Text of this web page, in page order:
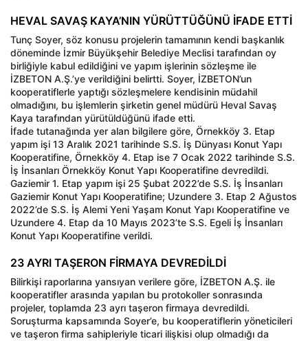
HEVAL SAVAŞ KAYA’NIN YÜRÜTTÜĞÜNÜ İFADE ETTİ
Tunç Soyer, söz konusu projelerin tamamının kendi başkanlık
döneminde İzmir Büyükşehir Belediye Meclisi tarafından oy
birliğiyle kabul edildiğini ve yapım işlerinin sözleşme ile
İZBETON A.Ş.’ye verildiğini belirtti. Soyer, İZBETON’un
kooperatiflerle yaptığı sözleşmelere kendisinin müdahil
olmadığını, bu işlemlerin şirketin genel müdürü Heval Savaş
Kaya tarafından yürütüldüğünü ifade etti.
İfade tutanağında yer alan bilgilere göre, Örnekköy 3. Etap
yapım işi 13 Aralık 2021 tarihinde S.S. İş Dünyası Konut Yapı
Kooperatifine, Örnekköy 4. Etap ise 7 Ocak 2022 tarihinde S.S.
İş İnsanları Örnekköy Konut Yapı Kooperatifine devredildi.
Gaziemir 1. Etap yapım işi 25 Şubat 2022’de S.S. İş İnsanları
Gaziemir Konut Yapı Kooperatifine; Uzundere 3. Etap 2 Ağustos
2022’de S.S. İş Alemi Yeni Yaşam Konut Yapı Kooperatifine ve
Uzundere 4. Etap da 10 Mayıs 2023’te S.S. Egeli İş İnsanları
Konut Yapı Kooperatifine verildi.
23 AYRI TAŞERON FİRMAYA DEVREDİLDİ
Bilirkişi raporlarına yansıyan verilere göre, İZBETON A.Ş. ile
kooperatifler arasında yapılan bu protokoller sonrasında
projeler, toplamda 23 ayrı taşeron firmaya devredildi.
Soruşturma kapsamında Soyer’e, bu kooperatiflerin yöneticileri
ve taşeron firma sahipleriyle ticari ilişkisi olup olmadığı da